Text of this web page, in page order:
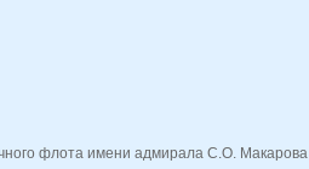
флота имени адмирала С.О. Макарова